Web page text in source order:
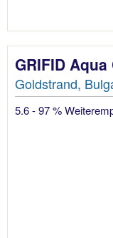
GRIFID
Goldstrand,
5.6 - 97 %